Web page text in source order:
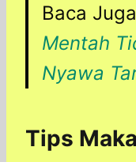
Baca
Mentah
Nyawa
Tips